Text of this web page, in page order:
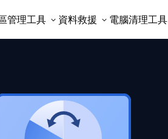
管理工具 資料救援 電腦清理工具